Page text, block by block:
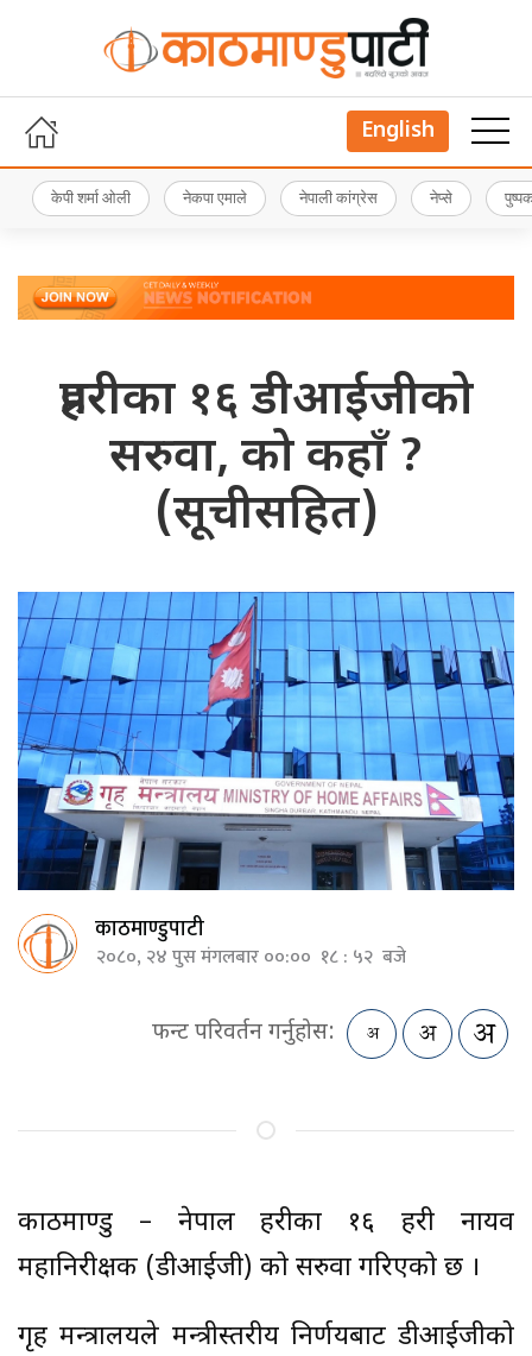
English
केपी शर्मा ओली नेकपा एमाले नेपाली कांग्रेस नेप्से
प्रहरीका १६ डीआईजीको
सरुवा, को कहाँ ?
(सूचीसहित)
काठमाण्डुपाटी
२०८०, २४ पुस मंगलबार ००:०० १८ : ५२ बजे
फन्ट परिवर्तन गर्नुहोस:
काठमाण्डु – नेपाल प्रहरीका १६ प्रहरी नायव
महानिरीक्षक (डीआईजी) को सरुवा गरिएको छ ।
गृह मन्त्रालयले मन्त्रीस्तरीय निर्णयबाट डीआईजीको